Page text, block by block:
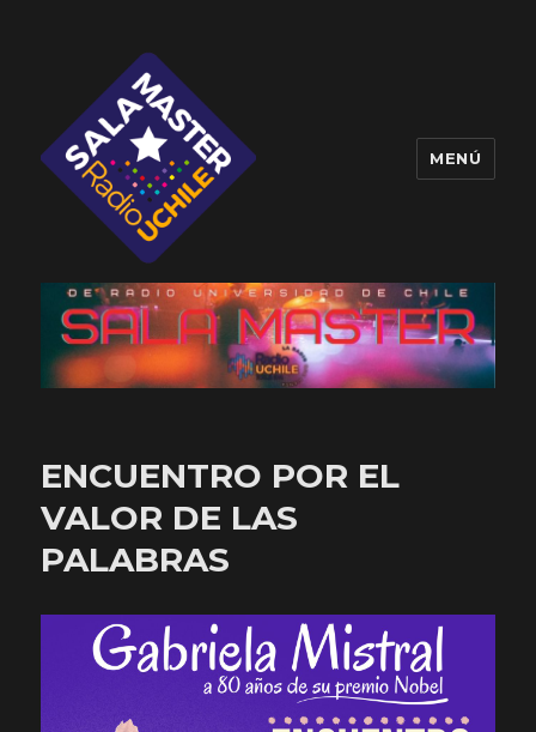
Sala Master
MENÚ
ENCUENTRO POR EL
VALOR DE LAS
PALABRAS